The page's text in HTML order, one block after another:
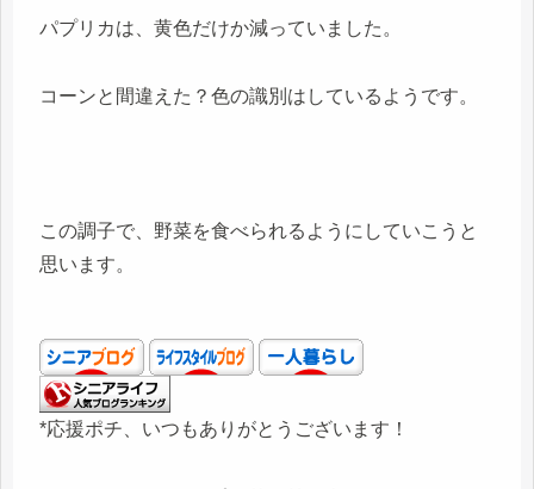
パプリカは、黄色だけか減っていました。
コーンと間違えた？色の識別はしているようです。
この調子で、野菜を食べられるようにしていこうと
思います。
*応援ポチ、いつもありがとうございます！